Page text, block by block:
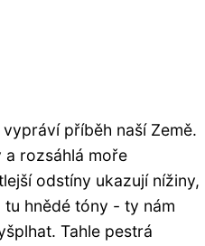
příběh naší Země.
rozsáhlá moře
odstíny ukazují nížiny,
hnědé tóny - ty nám
Tahle pestrá